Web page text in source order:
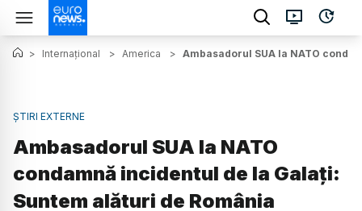
> Internațional > America > Ambasadorul SUA la NATO
ȘTIRI EXTERNE
Ambasadorul SUA la NATO
condamnă incidentul de la Galați:
Suntem alături de România